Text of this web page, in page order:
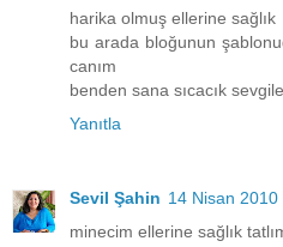
harika olmuş ellerine sağlık
bu arada bloğunun
canım
benden sana sıcacık
Yanıtla
Sevil Şahin 14 Nisan 2010
minecim ellerine sağlık